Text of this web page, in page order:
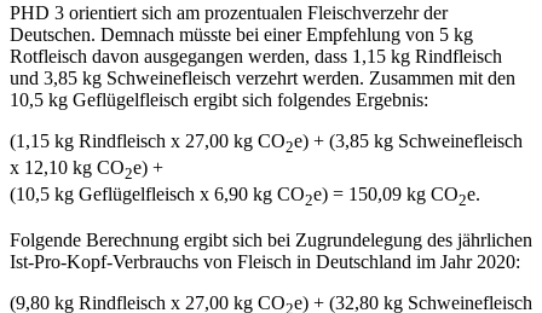
PHD 3 orientiert sich am prozentualen Fleischverzehr der
Deutschen. Demnach müsste bei einer Empfehlung von 5 kg
Rotfleisch davon ausgegangen werden, dass 1,15 kg Rindfleisch
und 3,85 kg Schweinefleisch verzehrt werden. Zusammen mit den
10,5 kg Geflügelfleisch ergibt sich folgendes Ergebnis:
(1,15 kg Rindfleisch x 27,00 kg CO2e) + (3,85 kg Schweinefleisch
x 12,10 kg CO2e) +
(10,5 kg Geflügelfleisch x 6,90 kg CO2e) = 150,09 kg CO2e.
Folgende Berechnung ergibt sich bei Zugrundelegung des jährlichen
Ist-Pro-Kopf-Verbrauchs von Fleisch in Deutschland im Jahr 2020:
(9,80 kg Rindfleisch x 27,00 kg CO2e) + (32,80 kg Schweinefleisch